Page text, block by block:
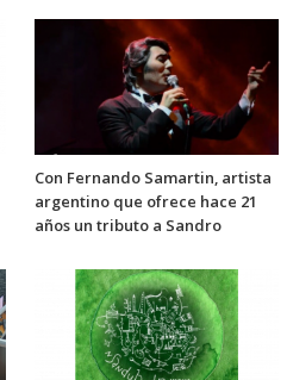
Con Fernando Samartin, artista
argentino que ofrece hace 21
años un tributo a Sandro